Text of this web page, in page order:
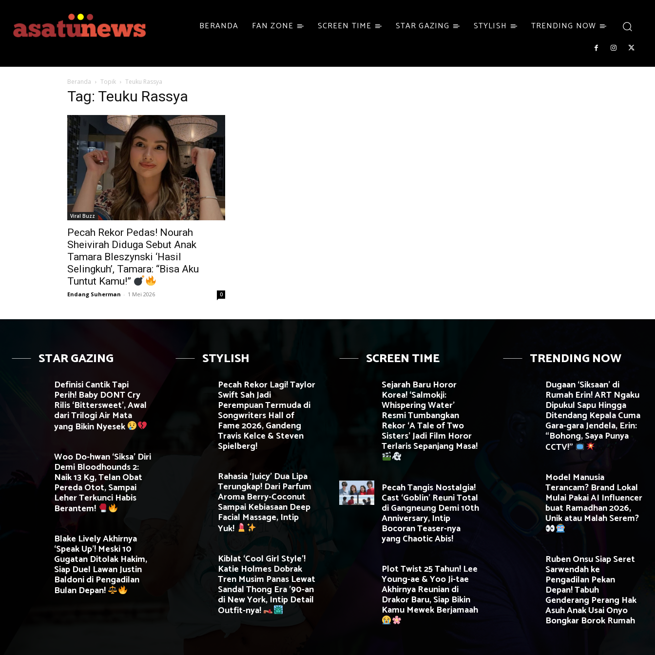
BERANDA FAN ZONE SCREEN TIME STAR GAZING STYLISH TRENDING NOW
Beranda Topik Teuku Rassya
Tag: Teuku Rassya
Viral Buzz
Pecah Rekor Pedas! Nourah
Sheivirah Diduga Sebut Anak
Tamara Bleszynski ‘Hasil
Selingkuh’, Tamara: “Bisa Aku
Tuntut Kamu!”
Endang Suherman - 1 Mei 2026 0
STAR GAZING
Definisi Cantik Tapi
Perih! Baby DONT Cry
Rilis ‘Bittersweet’, Awal
dari Trilogi Air Mata
yang Bikin Nyesek
Woo Do-hwan ‘Siksa’ Diri
Demi Bloodhounds 2:
Naik 13 Kg, Telan Obat
Pereda Otot, Sampai
Leher Terkunci Habis
Berantem!
Blake Lively Akhirnya
‘Speak Up’! Meski 10
Gugatan Ditolak Hakim,
Siap Duel Lawan Justin
Baldoni di Pengadilan
Bulan Depan!
STYLISH
Pecah Rekor Lagi! Taylor
Swift Sah Jadi
Perempuan Termuda di
Songwriters Hall of
Fame 2026, Gandeng
Travis Kelce & Steven
Spielberg!
Rahasia ‘Juicy’ Dua Lipa
Terungkap! Dari Parfum
Aroma Berry-Coconut
Sampai Kebiasaan Deep
Facial Massage, Intip
Yuk!
Kiblat ‘Cool Girl Style’!
Katie Holmes Dobrak
Tren Musim Panas Lewat
Sandal Thong Era ’90-an
di New York, Intip Detail
Outfit-nya!
SCREEN TIME
Sejarah Baru Horor
Korea! ‘Salmokji:
Whispering Water’
Resmi Tumbangkan
Rekor ‘A Tale of Two
Sisters’ Jadi Film Horor
Terlaris Sepanjang Masa!
Pecah Tangis Nostalgia!
Cast ‘Goblin’ Reuni Total
di Gangneung Demi 10th
Anniversary, Intip
Bocoran Teaser-nya
yang Chaotic Abis!
Plot Twist 25 Tahun! Lee
Young-ae & Yoo Ji-tae
Akhirnya Reunian di
Drakor Baru, Siap Bikin
Kamu Mewek Berjamaah
TRENDING NOW
Dugaan ‘Siksaan’ di
Rumah Erin! ART Ngaku
Dipukul Sapu Hingga
Ditendang Kepala Cuma
Gara-gara Jendela, Erin:
“Bohong, Saya Punya
CCTV!”
Model Manusia
Terancam? Brand Lokal
Mulai Pakai AI Influencer
buat Ramadhan 2026,
Unik atau Malah Serem?
Ruben Onsu Siap Seret
Sarwendah ke
Pengadilan Pekan
Depan! Tabuh
Genderang Perang Hak
Asuh Anak Usai Onyo
Bongkar Borok Rumah